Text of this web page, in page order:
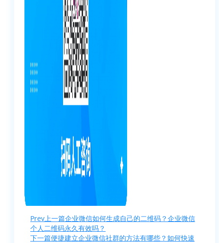
Prev 上一篇企业微信如何生成自己的二维码？企业微信
个人二维码永久有效吗？
下一篇便捷建立企业微信社群的方法有哪些？如何快速